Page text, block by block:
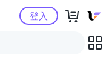
物中心登入